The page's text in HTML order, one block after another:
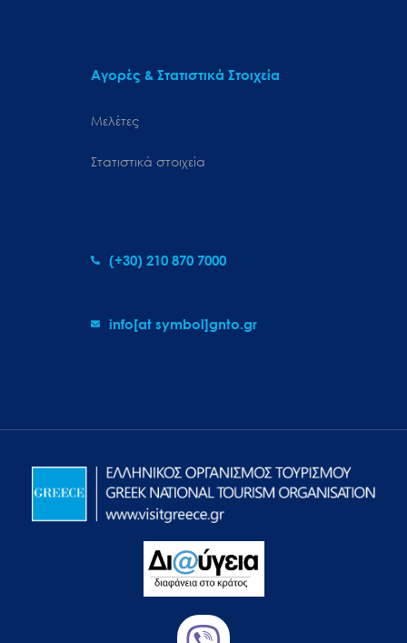
Αγορές & Στατιστικά Στοιχεία
Μελέτες
Στατιστικά στοιχεία
(+30) 210 870 7000
info[at symbol]gnto.gr